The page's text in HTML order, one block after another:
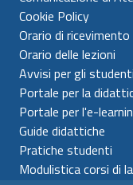
Cookie Policy
Orario di ricevimento
Orario delle lezioni
Avvisi per gli studenti
Portale per la
Portale per l'e-
Guide didattiche
Pratiche studenti
Modulistica corsi di